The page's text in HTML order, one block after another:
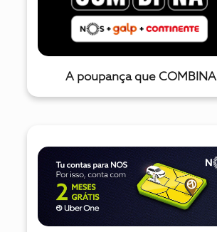
A poupança que COMBINA